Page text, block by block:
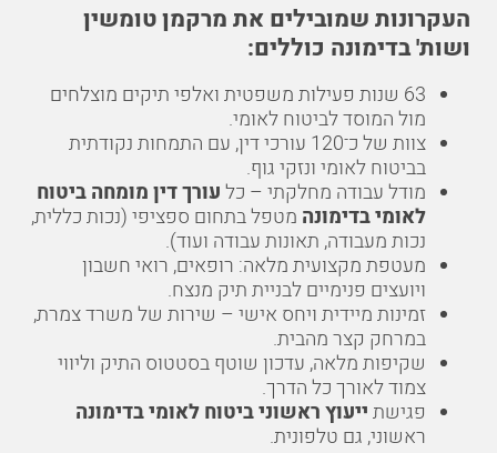
העקרונות שמובילים את מרקמן טומשין
ושות' בדימונה כוללים:
63 שנות פעילות משפטית ואלפי תיקים מוצלחים
מול המוסד לביטוח לאומי.
צוות של כ־120 עורכי דין, עם התמחות נקודתית
בביטוח לאומי ונזקי גוף.
מודל עבודה מחלקתי – כלעורך דין מומחה ביטוח
לאומי בדימונה מטפל בתחום ספציפי (נכות כללית,
נכות מעבודה, תאונות עבודה ועוד).
מעטפת מקצועית מלאה: רופאים, רואי חשבון
ויועצים פנימיים לבניית תיק מנצח.
זמינות מיידית ויחס אישי – שירות של משרד צמרת,
במרחק קצר מהבית.
שקיפות מלאה, עדכון שוטף בסטטוס התיק וליווי
צמוד לאורך כל הדרך.
פגישתייעוץ ראשוני ביטוח לאומי בדימונה
ראשוני, גם טלפונית.